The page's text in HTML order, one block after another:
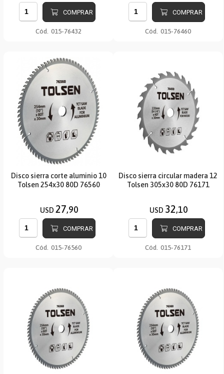
COMPRAR
Cód. 015-76432
COMPRAR
Cód. 015-76460
Disco sierra corte aluminio 10
Tolsen 254x30 80D 76560
USD 27,90
COMPRAR
Cód. 015-76560
Disco sierra circular madera 12
Tolsen 305x30 80D 76171
USD 32,10
COMPRAR
Cód. 015-76171